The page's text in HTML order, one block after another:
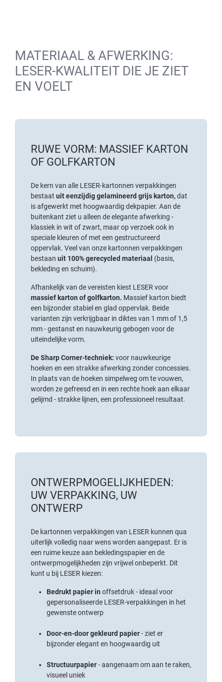
MATERIAAL & AFWERKING:
LESER-KWALITEIT DIE JE ZIET
EN VOELT
RUWE VORM: MASSIEF KARTON
OF GOLFKARTON
De kern van alle LESER-kartonnen verpakkingen
bestaat uit eenzijdig gelamineerd grijs karton,dat
is afgewerkt met hoogwaardig dekpapier. Aan de
buitenkant ziet u alleen de elegante afwerking -
klassiek in wit of zwart, maar op verzoek ook in
speciale kleuren of met een gestructureerd
oppervlak. Veel van onze kartonnen verpakkingen
bestaan uit 100% gerecycled materiaal (basis,
bekleding en schuim).
Afhankelijk van de vereisten kiest LESER voor
massief karton of golfkarton. Massief karton biedt
een bijzonder stabiel en glad oppervlak. Beide
varianten zijn verkrijgbaar in diktes van 1 mm of 1,5
mm - gestanst en nauwkeurig gebogen voor de
uiteindelijke vorm.
De Sharp Corner-techniek: voor nauwkeurige
hoeken en een strakke afwerking zonder concessies.
In plaats van de hoeken simpelweg om te vouwen,
worden ze gefreesd en in een rechte hoek aan elkaar
gelijmd - strakke lijnen, een professioneel resultaat.
ONTWERPMOGELIJKHEDEN:
UW VERPAKKING, UW
ONTWERP
De kartonnen verpakkingen van LESER kunnen qua
uiterlijk volledig naar wens worden aangepast. Er is
een ruime keuze aan bekledingspapier en de
ontwerpmogelijkheden zijn vrijwel onbeperkt. Dit
kunt u bij LESER kiezen:
Bedrukt papier in offsetdruk- ideaal voor
gepersonaliseerde LESER-verpakkingen in het
gewenste ontwerp
Door-en-door gekleurd papier- ziet er
bijzonder elegant en hoogwaardig uit
Structuurpapier- aangenaam om aan te raken,
visueel uniek